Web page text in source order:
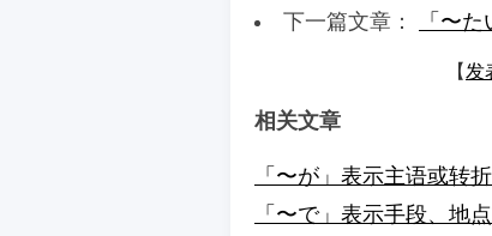
下一篇文章： 「〜
【 发
相关文章
「〜が」表示主语或转
「〜で」表示手段、地